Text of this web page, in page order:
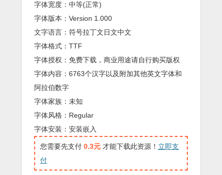
字体宽度：中等(正常)
字体版本：Version 1.000
文字语言：符号拉丁文日文中文
字体格式：TTF
字体授权：免费下载，商业用途请自行购买版权
字体内容：6763个汉字以及附加其他英文字体和
阿拉伯数字
字体家族：未知
字体风格：Regular
字体安装：安装嵌入
您需要先支付 0.3元 才能下载此资源！ 立即支
付